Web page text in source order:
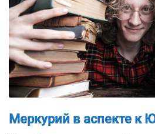
Меркурий в аспекте к